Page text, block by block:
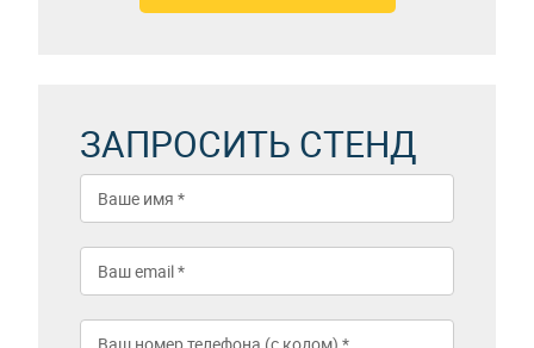
ЗАПРОСИТЬ СТЕНД